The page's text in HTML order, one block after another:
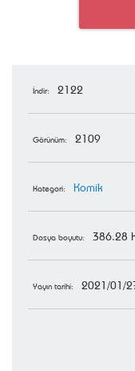
İndir: 2122
Görünüm: 2109
Kategori: Komik
Dosya boyutu: 386.28
Yayın tarihi: 2021/01/